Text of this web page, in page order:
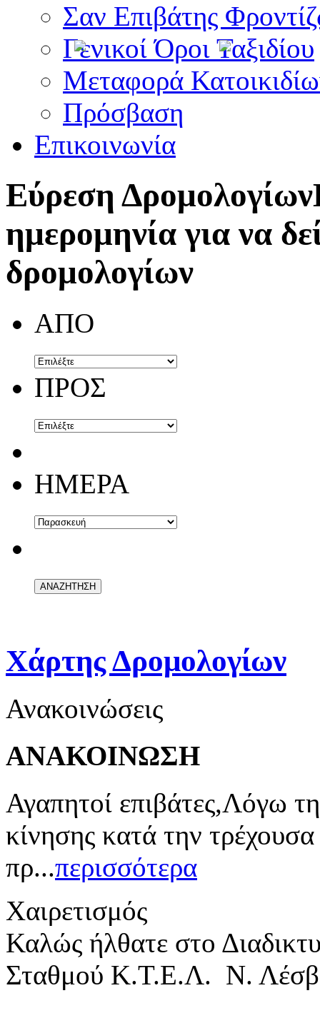
Σαν Επιβάτης
Γενικοί Όροι Ταξιδίου
Μεταφορά
Πρόσβαση
Επικοινωνία
Εύρεση Δρομολογίων
ημερομηνία για να
δρομολογίων
ΑΠΟ
ΠΡΟΣ
ΗΜΕΡΑ
Χάρτης Δρομολογίων
Ανακοινώσεις
ΑΝΑΚΟΙΝΩΣΗ
Αγαπητοί επιβάτες,Λόγω
κίνησης κατά την
πρ...περισσότερα
Χαιρετισμός
Καλώς ήλθατε στο
Σταθμού Κ.Τ.Ε.Λ. Ν.